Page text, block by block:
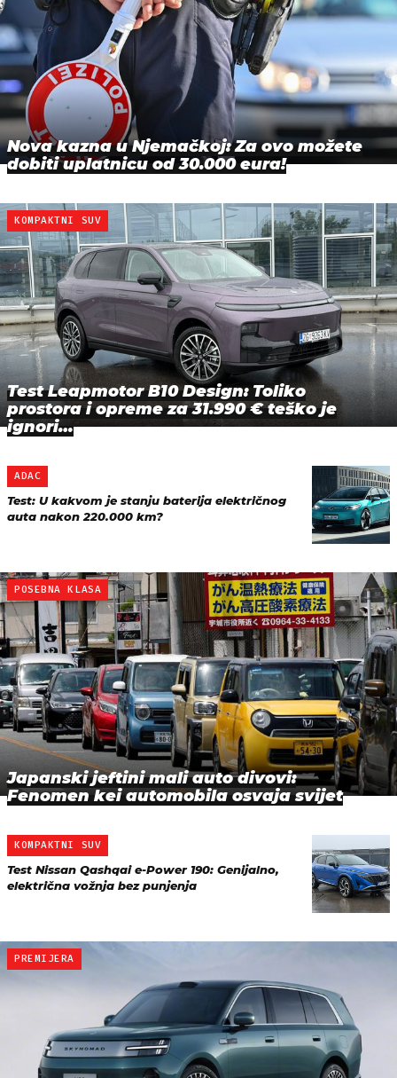
Nova kazna u Njemačkoj: Za ovo možete
dobiti uplatnicu od 30.000 eura!
KOMPAKTNI SUV
Test Leapmotor B10 Design: Toliko
prostora i opreme za 31.990 € teško je
ignori…
ADAC
Test: U kakvom je stanju baterija električnog
auta nakon 220.000 km?
POSEBNA KLASA
Japanski jeftini mali auto divovi:
Fenomen kei automobila osvaja svijet
KOMPAKTNI SUV
Test Nissan Qashqai e-Power 190: Genijalno,
električna vožnja bez punjenja
PREMIJERA